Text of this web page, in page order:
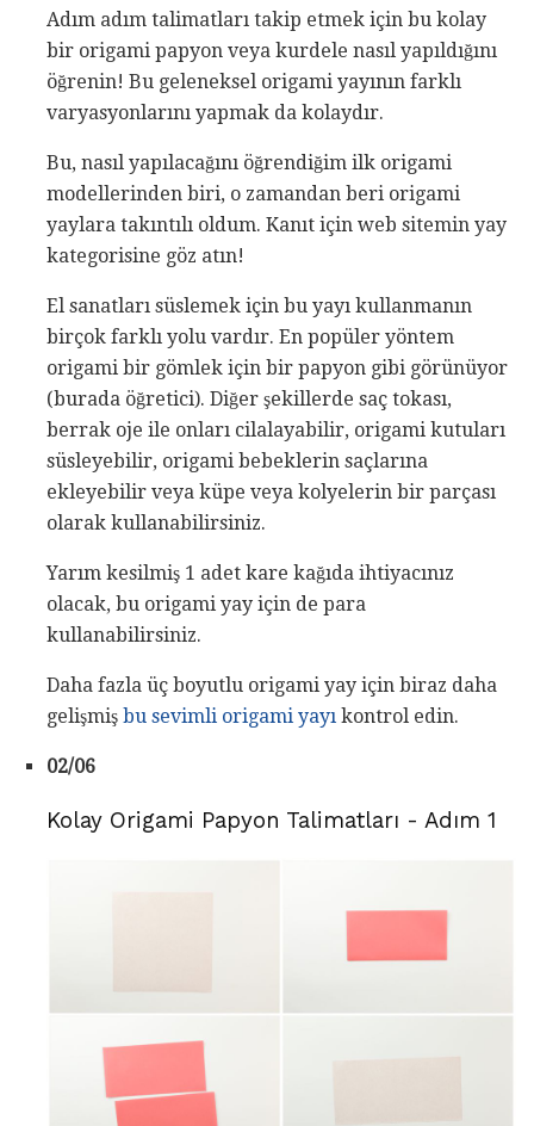
Adım adım talimatları takip etmek için bu kolay
bir origami papyon veya kurdele nasıl yapıldığını
öğrenin! Bu geleneksel origami yayının farklı
varyasyonlarını yapmak da kolaydır.
Bu, nasıl yapılacağını öğrendiğim ilk origami
modellerinden biri, o zamandan beri origami
yaylara takıntılı oldum. Kanıt için web sitemin yay
kategorisine göz atın!
El sanatları süslemek için bu yayı kullanmanın
birçok farklı yolu vardır. En popüler yöntem
origami bir gömlek için bir papyon gibi görünüyor
(burada öğretici). Diğer şekillerde saç tokası,
berrak oje ile onları cilalayabilir, origami kutuları
süsleyebilir, origami bebeklerin saçlarına
ekleyebilir veya küpe veya kolyelerin bir parçası
olarak kullanabilirsiniz.
Yarım kesilmiş 1 adet kare kağıda ihtiyacınız
olacak, bu origami yay için de para
kullanabilirsiniz.
Daha fazla üç boyutlu origami yay için biraz daha
gelişmiş bu sevimli origami yayı kontrol edin.
02/06
Kolay Origami Papyon Talimatları - Adım 1